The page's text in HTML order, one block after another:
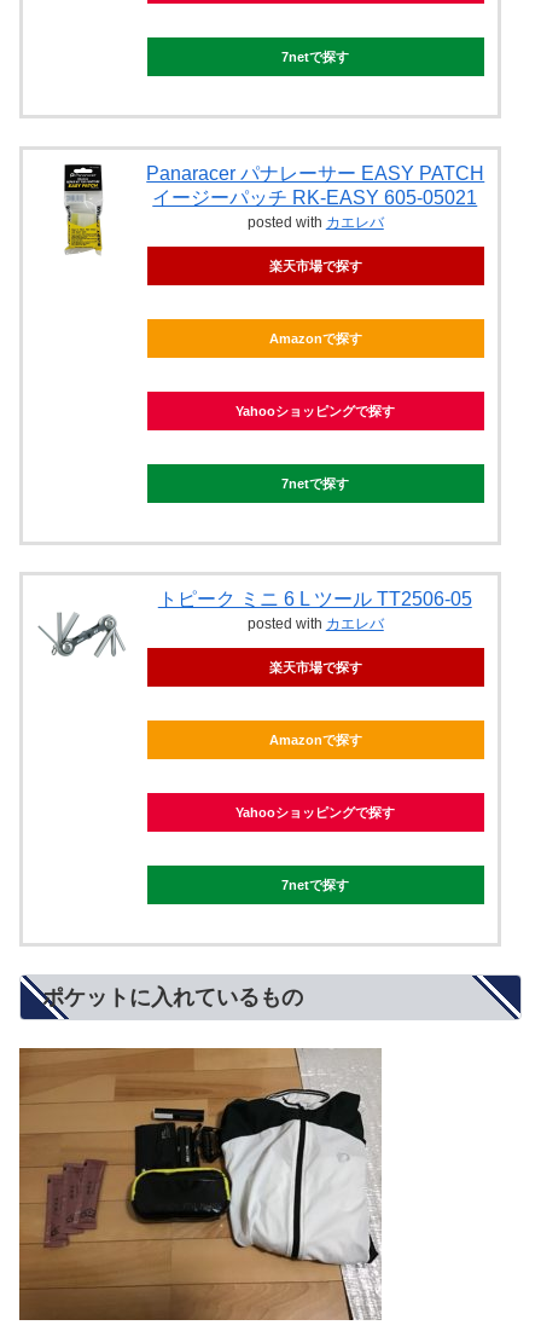
7netで探す
Panaracer パナレーサー EASY PATCH
イージーパッチ RK-EASY 605-05021
posted with カエレバ
楽天市場で探す
Amazonで探す
Yahooショッピングで探す
7netで探す
トピーク ミニ 6 L ツール TT2506-05
posted with カエレバ
楽天市場で探す
Amazonで探す
Yahooショッピングで探す
7netで探す
ポケットに入れているもの